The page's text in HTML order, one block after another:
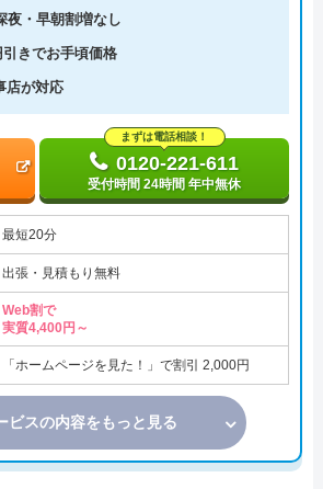
夜・早朝割増なし
きでお手頃価格
店が対応
まずは電話相談！
0120-221-611
受付時間 24時間 年中無休
最短20分
出張・見積もり無料
Web割で
実質4,400円～
「ホームページを見た！」で割引 2,000円
ビスの内容をもっと見る